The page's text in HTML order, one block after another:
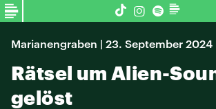
Marianengraben | 23. September 2024
Rätsel um Alien-
gelöst